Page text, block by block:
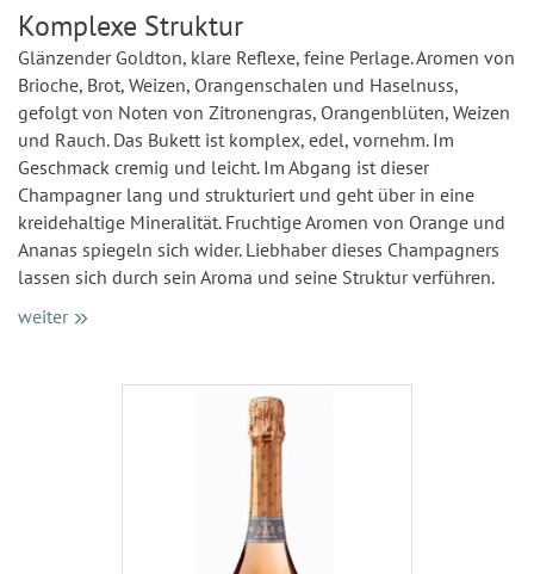
Komplexe Struktur
Glänzender Goldton, klare Reflexe, feine Perlage. Aromen von
Brioche, Brot, Weizen, Orangenschalen und Haselnuss,
gefolgt von Noten von Zitronengras, Orangenblüten, Weizen
und Rauch. Das Bukett ist komplex, edel, vornehm. Im
Geschmack cremig und leicht. Im Abgang ist dieser
Champagner lang und strukturiert und geht über in eine
kreidehaltige Mineralität. Fruchtige Aromen von Orange und
Ananas spiegeln sich wider. Liebhaber dieses Champagners
lassen sich durch sein Aroma und seine Struktur verführen.
weiter